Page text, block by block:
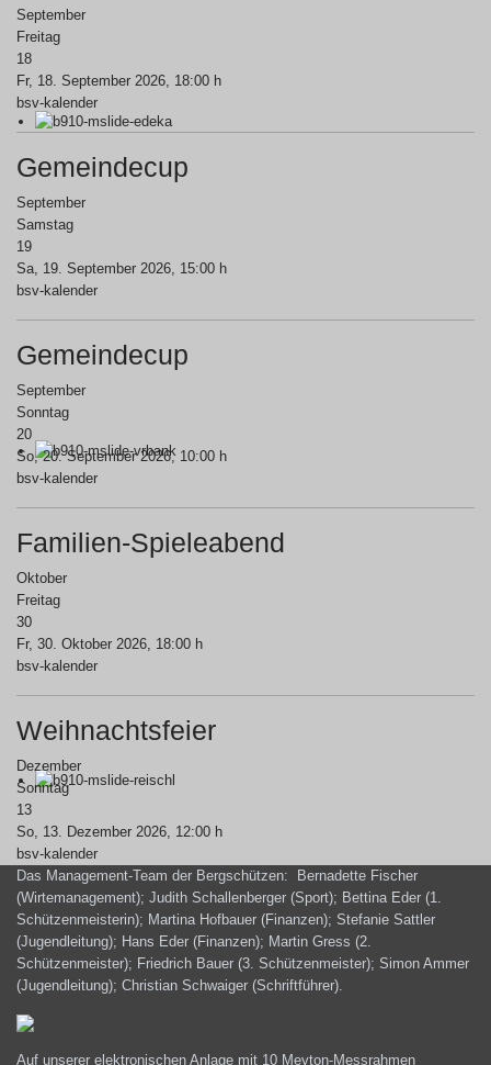
September
Freitag
18
Fr, 18. September 2026, 18:00 h
bsv-kalender
Gemeindecup
September
Samstag
19
Sa, 19. September 2026, 15:00 h
bsv-kalender
Gemeindecup
September
Sonntag
20
So, 20. September 2026, 10:00 h
bsv-kalender
Familien-Spieleabend
Oktober
Freitag
30
Fr, 30. Oktober 2026, 18:00 h
bsv-kalender
Weihnachtsfeier
Dezember
Sonntag
13
So, 13. Dezember 2026, 12:00 h
bsv-kalender
Das Management-Team der Bergschützen: Bernadette Fischer
(Wirtemanagement); Judith Schallenberger (Sport); Bettina Eder (1.
Schützenmeisterin); Martina Hofbauer (Finanzen); Stefanie Sattler
(Jugendleitung); Hans Eder (Finanzen); Martin Gress (2.
Schützenmeister); Friedrich Bauer (3. Schützenmeister); Simon Ammer
(Jugendleitung); Christian Schwaiger (Schriftführer).
Auf unserer elektronischen Anlage mit 10 Meyton-Messrahmen